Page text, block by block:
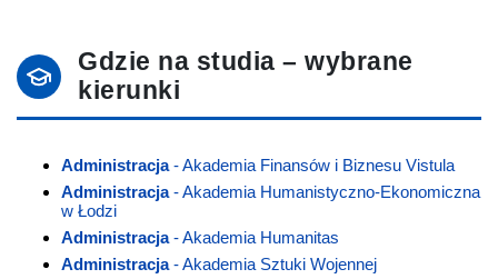
Gdzie na studia – wybrane
kierunki
Administracja- Akademia Finansów i Biznesu Vistula
Administracja- Akademia Humanistyczno-Ekonomiczna
w Łodzi
Administracja- Akademia Humanitas
Administracja- Akademia Sztuki Wojennej